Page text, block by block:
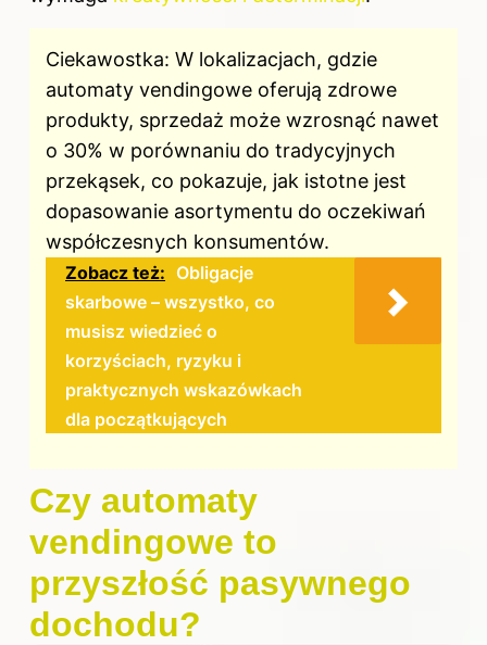
Ciekawostka: W lokalizacjach, gdzie
automaty vendingowe oferują zdrowe
produkty, sprzedaż może wzrosnąć nawet
o 30% w porównaniu do tradycyjnych
przekąsek, co pokazuje, jak istotne jest
dopasowanie asortymentu do oczekiwań
współczesnych konsumentów.
Zobacz też: Obligacje
skarbowe – wszystko, co
musisz wiedzieć o
korzyściach, ryzyku i
praktycznych wskazówkach
dla początkujących
Czy automaty
vendingowe to
przyszłość pasywnego
dochodu?